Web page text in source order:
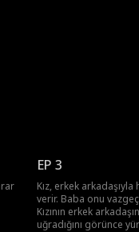
EP 3
Kız, erkek
verir. Baba onu
Kızının erkek
uğradığını görünce